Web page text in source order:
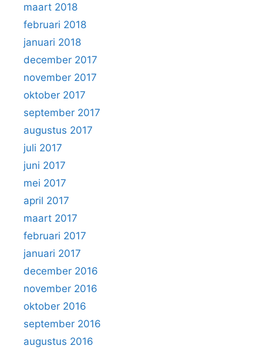
maart 2018
februari 2018
januari 2018
december 2017
november 2017
oktober 2017
september 2017
augustus 2017
juli 2017
juni 2017
mei 2017
april 2017
maart 2017
februari 2017
januari 2017
december 2016
november 2016
oktober 2016
september 2016
augustus 2016